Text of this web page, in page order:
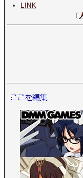
LINK
〔